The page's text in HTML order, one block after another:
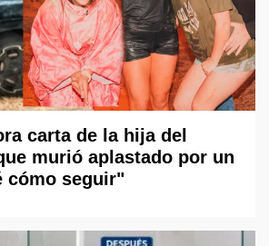
carta de la hija del
murió aplastado por un
cómo seguir"